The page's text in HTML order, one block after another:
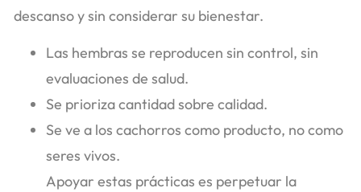
descanso y sin considerar su bienestar.
Las hembras se reproducen sin control, sin
evaluaciones de salud.
Se prioriza cantidad sobre calidad.
Se ve a los cachorros como producto, no como
seres vivos.
Apoyar estas prácticas es perpetuar la